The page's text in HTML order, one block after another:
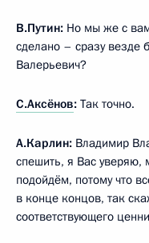
В.Путин: Но мы же с
сделано – сразу везде
Валерьевич?
С.Аксёнов: Так точно.
А.Карлин: Владимир
спешить, я Вас уверяю,
подойдём, потому что
в конце концов, так
соответствующего